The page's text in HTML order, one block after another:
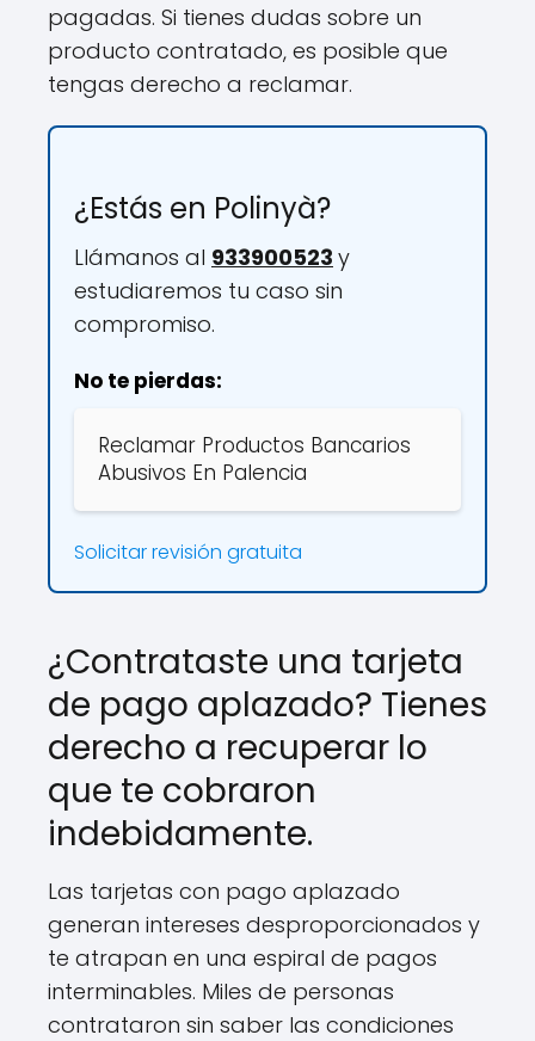
pagadas. Si tienes dudas sobre un
producto contratado, es posible que
tengas derecho a reclamar.
¿Estás en Polinyà?
Llámanos al 933900523 y
estudiaremos tu caso sin
compromiso.
No te pierdas:
Reclamar Productos Bancarios
Abusivos En Palencia
Solicitar revisión gratuita
¿Contrataste una tarjeta
de pago aplazado? Tienes
derecho a recuperar lo
que te cobraron
indebidamente.
Las tarjetas con pago aplazado
generan intereses desproporcionados y
te atrapan en una espiral de pagos
interminables. Miles de personas
contrataron sin saber las condiciones